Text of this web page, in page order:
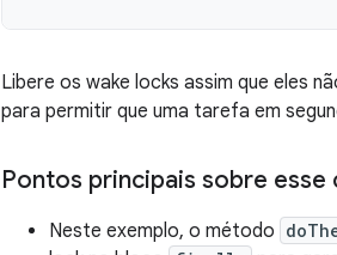
Libere os wake locks assim que eles
para permitir que uma tarefa em
Pontos principais sobre esse
Neste exemplo, o método